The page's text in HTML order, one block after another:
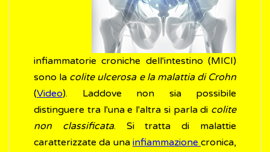
infiammatorie croniche dell'intestino (MICI)
sono la colite ulcerosa e la malattia di Crohn
(Video). Laddove non sia possibile
distinguere tra l'una e l'altra si parla di colite
non classificata. Si tratta di malattie
caratterizzate da una infiammazione cronica,